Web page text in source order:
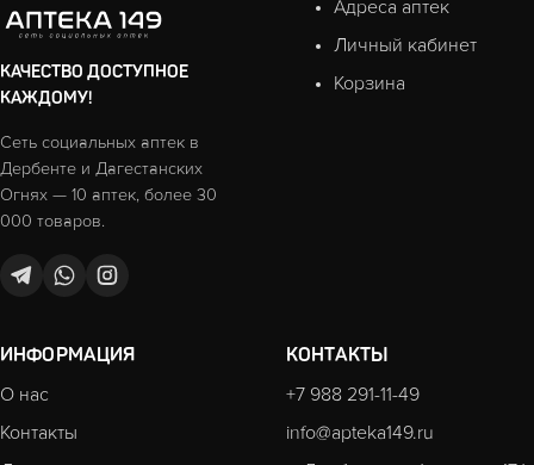
КАЧЕСТВО ДОСТУПНОЕ
КАЖДОМУ!
Сеть социальных аптек в
Дербенте и Дагестанских
Огнях — 10 аптек, более 30
000 товаров.
Адреса аптек
Личный кабинет
Корзина
ИНФОРМАЦИЯ
О нас
Контакты
КОНТАКТЫ
+7 988 291-11-49
info@apteka149.ru